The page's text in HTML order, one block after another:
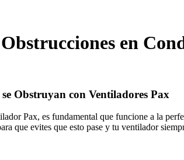
en
Obstruyan con Ventiladores Pax
Pax, es fundamental que funcione a la
que evites que esto pase y tu ventilador